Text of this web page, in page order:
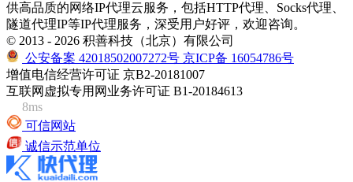
供高品质的网络IP代理云服务，包括HTTP代理、Socks代理、
隧道代理IP等IP代理服务，深受用户好评，欢迎咨询。
© 2013 - 2026 积善科技（北京）有限公司
公安备案 42018502007272号 京ICP备 16054786号
增值电信经营许可证 京B2-20181007
互联网虚拟专用网业务许可证 B1-20184613
8ms
可信网站
诚信示范单位